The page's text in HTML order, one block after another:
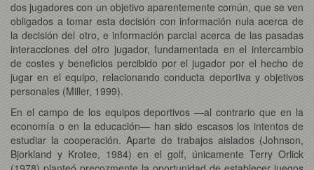
dos jugadores con un objetivo aparentemente común, que se ven
obligados a tomar esta decisión con información nula acerca de
la decisión del otro, e información parcial acerca de las pasadas
interacciones del otro jugador, fundamentada en el intercambio
de costes y beneficios percibido por el jugador por el hecho de
jugar en el equipo, relacionando conducta deportiva y objetivos
personales (Miller, 1999).
En el campo de los equipos deportivos —al contrario que en la
economía o en la educación— han sido escasos los intentos de
estudiar la cooperación. Aparte de trabajos aislados (Johnson,
Bjorkland y Krotee, 1984) en el golf, únicamente Terry Orlick